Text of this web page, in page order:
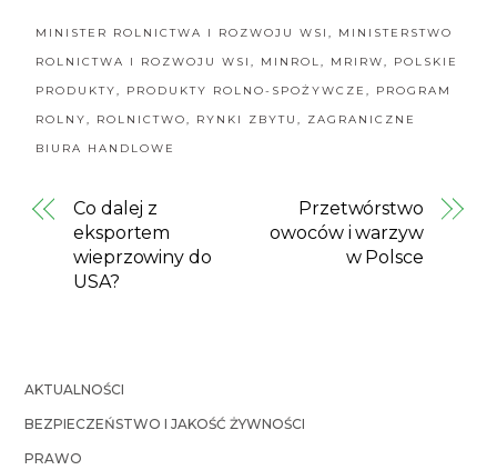
MINISTER ROLNICTWA I ROZWOJU WSI, MINISTERSTWO
ROLNICTWA I ROZWOJU WSI, MINROL, MRIRW, POLSKIE
PRODUKTY, PRODUKTY ROLNO-SPOŻYWCZE, PROGRAM
ROLNY, ROLNICTWO, RYNKI ZBYTU, ZAGRANICZNE
BIURA HANDLOWE
Co dalej z
eksportem
wieprzowiny do
USA?
Przetwórstwo
owoców i warzyw
w Polsce
AKTUALNOŚCI
BEZPIECZEŃSTWO I JAKOŚĆ ŻYWNOŚCI
PRAWO